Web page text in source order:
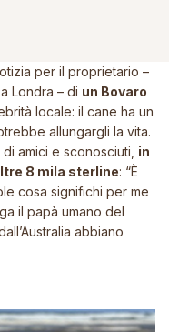
per il proprietario –
Londra – di un Bovaro
locale: il cane ha un
allungargli la vita.
amici e sconosciuti, in
8 mila sterline: “È
cosa significhi per me
il papà umano del
abbiano